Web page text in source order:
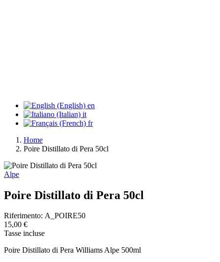
en
it
fr
Home
Poire Distillato di Pera 50cl
Alpe
Poire Distillato di Pera 50cl
Riferimento: A_POIRE50
15,00 €
Tasse incluse
Poire Distillato di Pera Williams Alpe 500ml